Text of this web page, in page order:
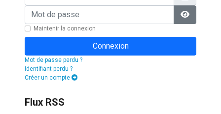
Mot de passe
Afficher
Maintenir la connexion
Connexion
Mot de passe perdu ?
Identifiant perdu ?
Créer un compte
Flux RSS